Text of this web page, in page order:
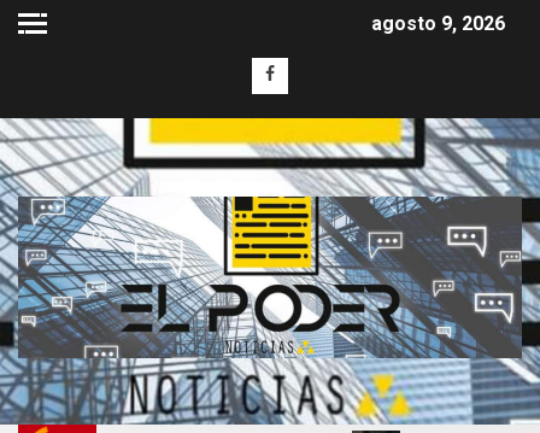
agosto 9, 2026